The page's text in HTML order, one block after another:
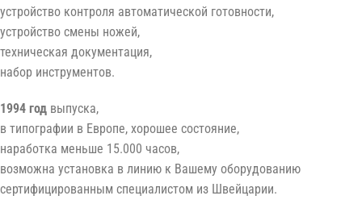
устройство контроля автоматической готовности,
устройство смены ножей,
техническая документация,
набор инструментов.
1994 год выпуска,
в типографии в Европе, хорошее состояние,
наработка меньше 15.000 часов,
возможна установка в линию к Вашему оборудованию
сертифицированным специалистом из Швейцарии.